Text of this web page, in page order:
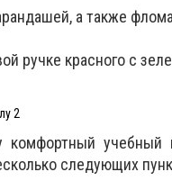
а также
ручке красного с
2
комфортный учебный
следующих